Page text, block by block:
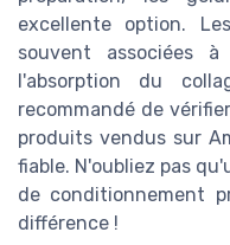
excellente option.
souvent associées
l'absorption du
recommandé de
produits vendus sur
fiable. N'oubliez pas
de conditionnement
différence !